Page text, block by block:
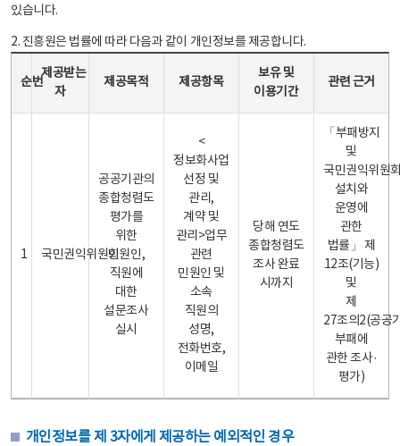
있습니다.
2. 진흥원은 법률에 따라 다음과 같이 개인정보를 제공합니다.
순번
제공받는
자
제공목적 제공항목
보유 및
이용기간
관련 근거
1 국민권익위원회
공공기관의
종합청렴도
평가를
위한
민원인,
직원에
대한
설문조사
실시
<
정보화사업
선정 및
관리,
계약 및
관리>업무
관련
민원인 및
소속
직원의
성명,
전화번호,
이메일
당해 연도
종합청렴도
조사 완료
시까지
「부패방지
및
국민권익위원
설치와
운영에
관한
법률」 제
12조(기능)
및
제
27조의2(공공
부패에
관한 조사·
평가)
개인정보를 제 3자에게 제공하는 예외적인 경우